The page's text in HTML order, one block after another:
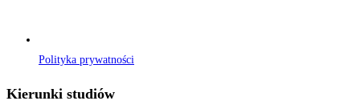
Polityka prywatności
Kierunki studiów